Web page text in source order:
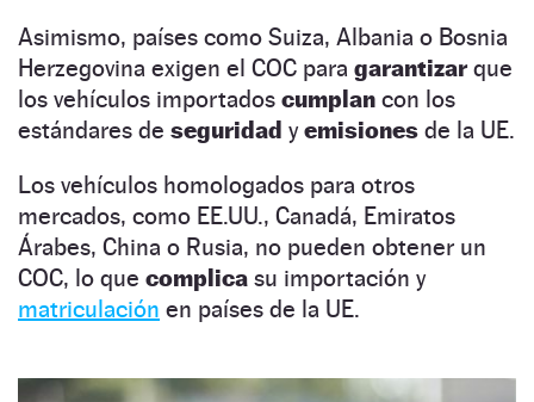
Asimismo, países como Suiza, Albania o Bosnia
Herzegovina exigen el COC para garantizarque
los vehículos importados cumplan con los
estándares de seguridad yemisiones de la UE.
Los vehículos homologados para otros
mercados, como EE.UU., Canadá, Emiratos
Árabes, China o Rusia, no pueden obtener un
COC, lo que complica su importación y
matriculación en países de la UE.